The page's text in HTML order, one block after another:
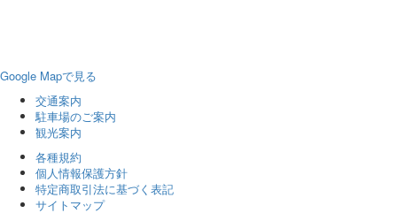
Google Mapで見る
交通案内
駐車場のご案内
観光案内
各種規約
個人情報保護方針
特定商取引法に基づく表記
サイトマップ